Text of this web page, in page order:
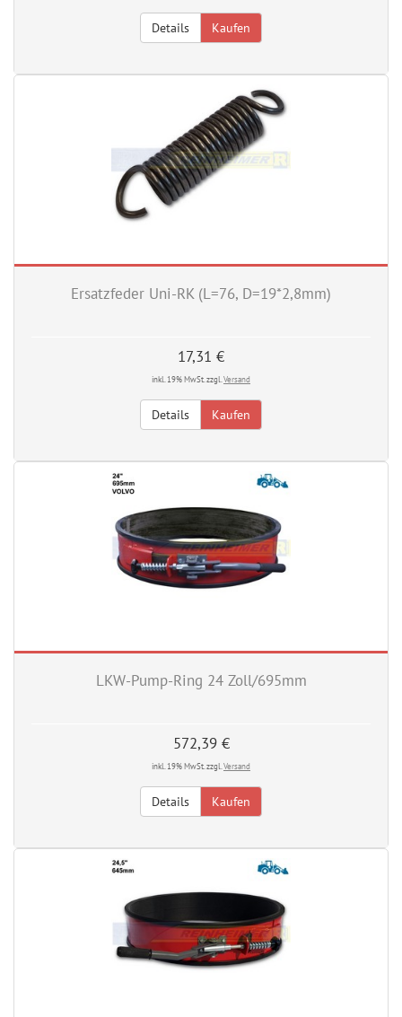
Details Kaufen
Ersatzfeder Uni-RK (L=76, D=19*2,8mm)
17,31 €
inkl. 19% MwSt. zzgl. Versand
Details Kaufen
LKW-Pump-Ring 24 Zoll/695mm
572,39 €
inkl. 19% MwSt. zzgl. Versand
Details Kaufen